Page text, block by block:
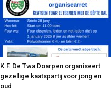
K.F. De Twa Doarpen organiseert
gezellige kaatspartij voor jong en
oud